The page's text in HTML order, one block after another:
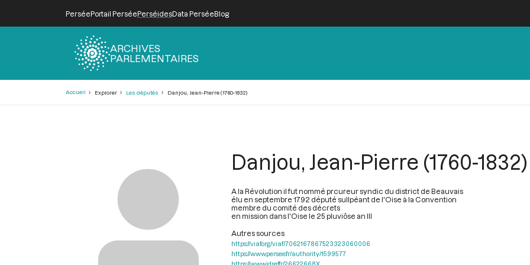
PerséePortail PerséePerséidesData PerséeBlog
ARCHIVES
PARLEMENTAIRES
Accueil Explorer Les députés Danjou, Jean-Pierre (1760-1832)
Danjou, Jean-Pierre (1760-1832)
A la Révolution il fut nommé prcureur syndic du district de Beauvais
élu en septembre 1792 député sullpéant de l'Oise à la Convention
membre du comité des décrets
en mission dans l'Oise le 25 pluviôse an III
Autres sources
https://viaf.org/viaf/7062167867523323060006
https://www.persee.fr/authority/1599577
https://www.idref.fr/26622668X